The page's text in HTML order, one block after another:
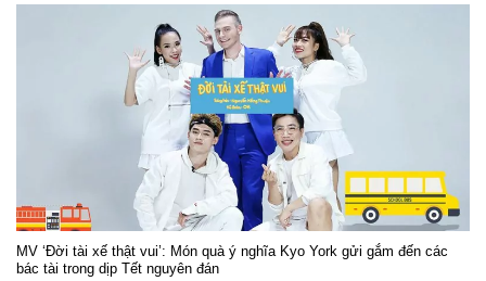
MV ‘Đời tài xế thật vui’: Món quà ý nghĩa Kyo York gửi gắm đến các
bác tài trong dịp Tết nguyên đán